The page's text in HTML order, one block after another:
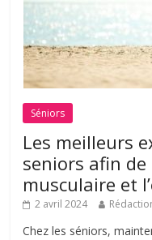
Séniors
Les meilleurs
seniors afin
musculaire et
2 avril 2024
Chez les séniors,